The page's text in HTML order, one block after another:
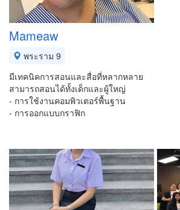
Mameaw
พระราม 9
มีเทคนิคการสอนและสื่อที่หลากหลาย
สามารถสอนได้ทั้งเด็กและผู้ใหญ่
- การใช้งานคอมพิวเตอร์พื้นฐาน
- การออกแบบกราฟิก